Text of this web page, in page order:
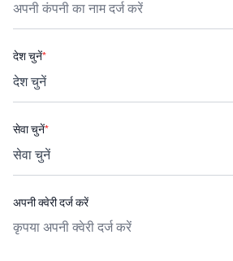
देश चुनें*
सेवा चुनें*
अपनी क्वेरी दर्ज करें